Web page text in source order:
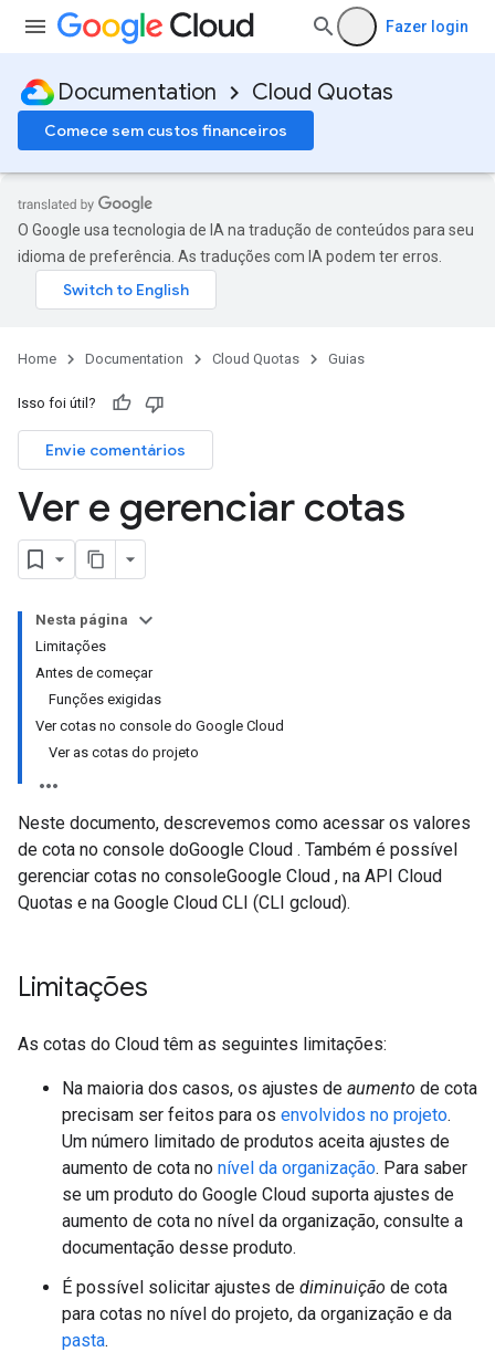
Fazer login
Documentation Cloud Quotas
Comece sem custos financeiros
O Google usa tecnologia de IA na tradução de conteúdos para seu
idioma de preferência. As traduções com IA podem ter erros.
Home Documentation Cloud Quotas Guias
Isso foi útil?
Envie comentários
Ver e gerenciar cotas
Nesta página
Limitações
Antes de começar
Funções exigidas
Ver cotas no console do Google Cloud
Ver as cotas do projeto
Neste documento, descrevemos como acessar os valores
de cota no console doGoogle Cloud . Também é possível
gerenciar cotas no consoleGoogle Cloud , na API Cloud
Quotas e na Google Cloud CLI (CLI gcloud).
Limitações
As cotas do Cloud têm as seguintes limitações:
Na maioria dos casos, os ajustes de aumento de cota
precisam ser feitos para os envolvidos no projeto.
Um número limitado de produtos aceita ajustes de
aumento de cota no nível da organização. Para saber
se um produto do Google Cloud suporta ajustes de
aumento de cota no nível da organização, consulte a
documentação desse produto.
É possível solicitar ajustes de diminuição de cota
para cotas no nível do projeto, da organização e da
pasta.